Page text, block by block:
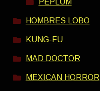
PEPLUM
HOMBRES LOBO
KUNG-FU
MAD DOCTOR
MEXICAN HORROR